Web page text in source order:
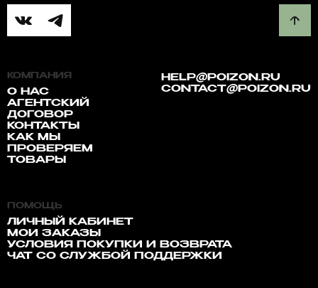
КОМПАНИЯ
О НАС
АГЕНТСКИЙ
ДОГОВОР
КОНТАКТЫ
КАК МЫ
ПРОВЕРЯЕМ
ТОВАРЫ
HELP@POIZON.RU
CONTACT@POIZON.RU
ПОМОЩЬ
ЛИЧНЫЙ КАБИНЕТ
МОИ ЗАКАЗЫ
УСЛОВИЯ ПОКУПКИ И ВОЗВРАТА
ЧАТ СО СЛУЖБОЙ ПОДДЕРЖКИ